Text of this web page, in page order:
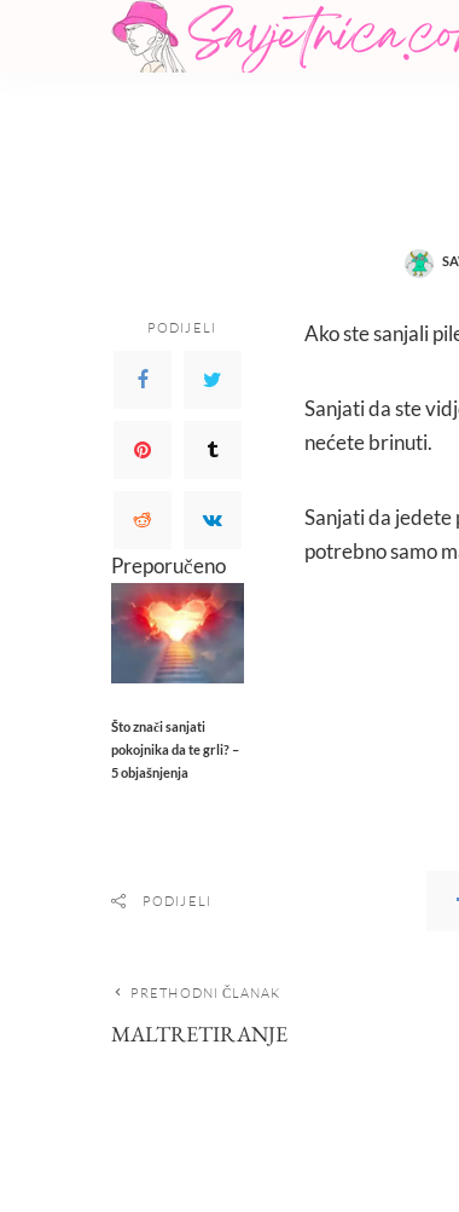
PODIJELI
Preporučeno
Što znači sanjati
pokojnika da te grli? –
5 objašnjenja
Ako ste sanjali
Sanjati da ste
nećete brinuti.
Sanjati da jedete
potrebno samo
PODIJELI
PRETHODNI ČLANAK
MALTRETIRANJE